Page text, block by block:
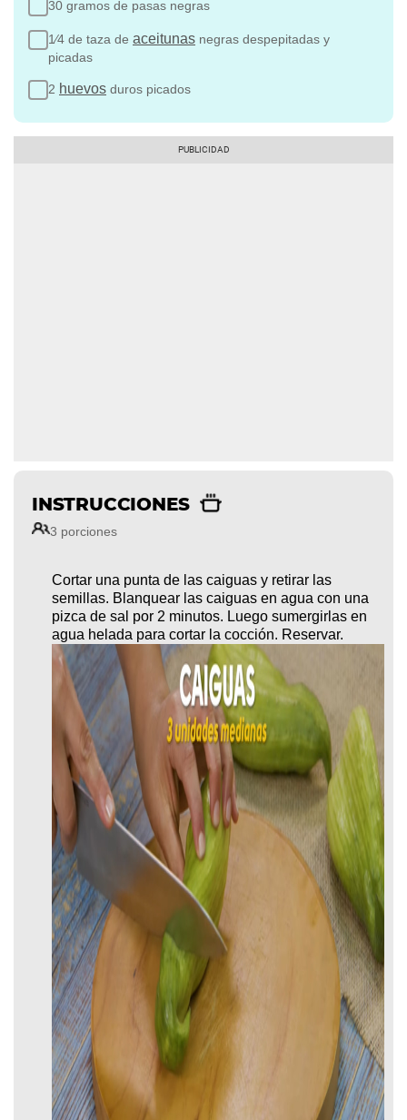
30 gramos de pasas negras
1⁄4 de taza de aceitunas negras despepitadas y
picadas
2 huevos duros picados
INSTRUCCIONES
3 porciones
Cortar una punta de las caiguas y retirar las
semillas. Blanquear las caiguas en agua con una
pizca de sal por 2 minutos. Luego sumergirlas en
agua helada para cortar la cocción. Reservar.